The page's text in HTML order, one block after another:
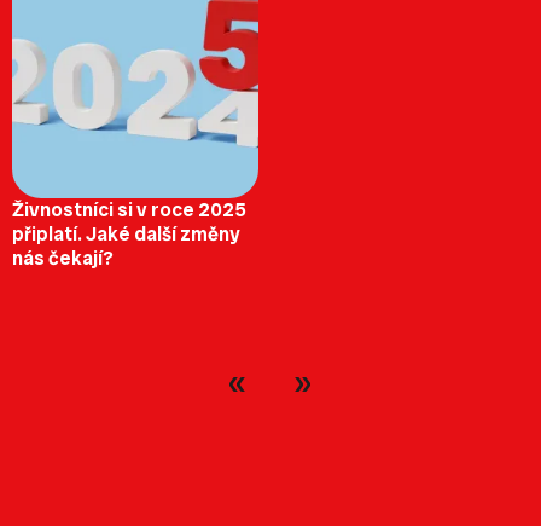
Živnostníci si v roce 2025
připlatí. Jaké další změny
nás čekají?